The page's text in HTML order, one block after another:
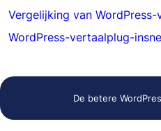
Vergelijking van
WordPress-vertaalplug-
De betere